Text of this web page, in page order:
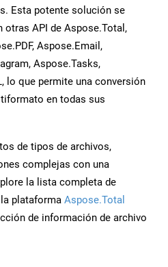
Esta potente solución se
otras API de Aspose.Total,
Aspose.Email,
Aspose.Tasks,
lo que permite una conversión
en todas sus
de tipos de archivos,
complejas con una
la lista completa de
plataforma Aspose.Total
de información de archivo